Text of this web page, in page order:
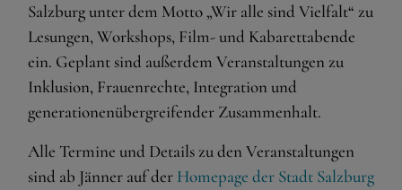
Salzburg unter dem Motto „Wir alle sind Vielfalt“ zu
Lesungen, Workshops, Film- und Kabarettabende
ein. Geplant sind außerdem Veranstaltungen zu
Inklusion, Frauenrechte, Integration und
generationenübergreifender Zusammenhalt.
Alle Termine und Details zu den Veranstaltungen
sind ab Jänner auf der Homepage der Stadt Salzburg